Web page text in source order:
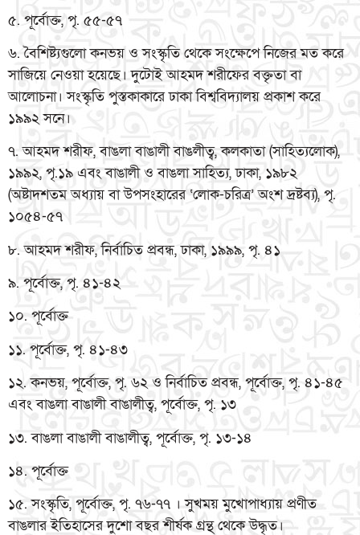
৫. পূর্বোক্ত, পৃ. ৫৫-৫৭
৬. বৈশিষ্ট্যগুলো কনভয় ও সংস্কৃতি থেকে সংক্ষেপে নিজের মত করে
সাজিয়ে নেওয়া হয়েছে। দুটোই আহমদ শরীফের বক্তৃতা বা
আলোচনা। সংস্কৃতি পুস্তকাকারে ঢাকা বিশ্ববিদ্যালয় প্রকাশ করে
১৯৯২ সনে।
৭. আহমদ শরীফ, বাঙলা বাঙালী বাঙলীত্ব, কলকাতা (সাহিত্যলোক),
১৯৯২, পৃ.১৯ এবং বাঙালী ও বাঙলা সাহিত্য, ঢাকা, ১৯৮২
(অষ্টাদশতম অধ্যায় বা উপসংহারের ‘লোক-চরিত্র’ অংশ দ্রষ্টব্য), পৃ.
১০৫৪-৫৭
৮. আহমদ শরীফ, নির্বাচিত প্রবন্ধ, ঢাকা, ১৯৯৯, পৃ. ৪১
৯. পূর্বোক্ত, পৃ. ৪১-৪২
১০. পূর্বোক্ত
১১. পূর্বোক্ত, পৃ. ৪১-৪৩
১২. কনভয়, পূর্বোক্ত, পৃ. ৬২ ও নির্বাচিত প্রবন্ধ, পূর্বোক্ত, পৃ. ৪১-৪৫
এবং বাঙলা বাঙালী বাঙালীত্ব, পূর্বোক্ত, পৃ. ১৩
১৩. বাঙলা বাঙালী বাঙালীত্ব, পূর্বোক্ত, পৃ. ১৩-১৪
১৪. পূর্বোক্ত
১৫. সংস্কৃতি, পূর্বোক্ত, পৃ. ৭৬-৭৭ । সুখময় মুখোপাধ্যায় প্রণীত
বাঙলার ইতিহাসের দুশো বছর শীর্ষক গ্রন্থ থেকে উদ্ধৃত।